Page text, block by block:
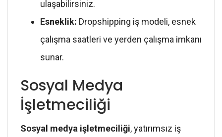
ulaşabilirsiniz.
Esneklik: Dropshipping iş modeli, esnek
çalışma saatleri ve yerden çalışma imkanı
sunar.
Sosyal Medya
İşletmeciliği
Sosyal medya işletmeciliği, yatırımsız iş